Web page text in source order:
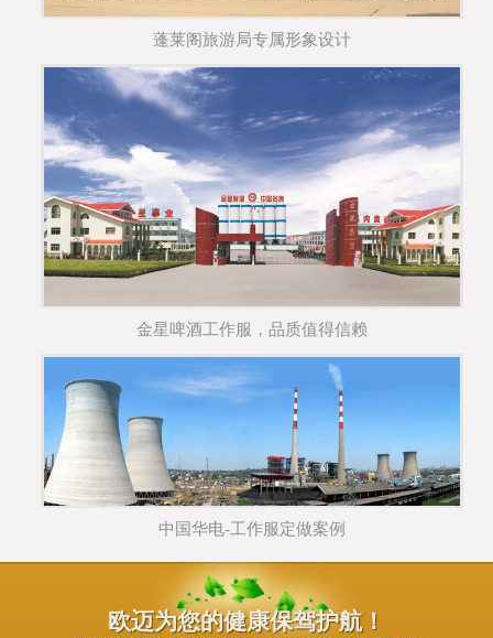
蓬莱阁旅游局专属形象设计
金星啤酒工作服，品质值得信赖
中国华电-工作服定做案例
欧迈为您的健康保驾护航！